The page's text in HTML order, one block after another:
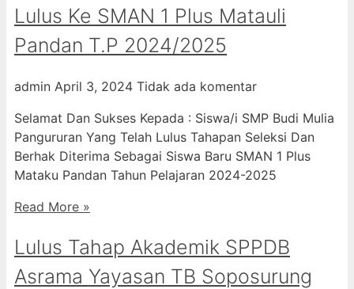
Lulus Ke SMAN 1 Plus Matauli
Pandan T.P 2024/2025
admin April 3, 2024 Tidak ada komentar
Selamat Dan Sukses Kepada : Siswa/i SMP Budi Mulia
Pangururan Yang Telah Lulus Tahapan Seleksi Dan
Berhak Diterima Sebagai Siswa Baru SMAN 1 Plus
Mataku Pandan Tahun Pelajaran 2024-2025
Read More »
Lulus Tahap Akademik SPPDB
Asrama Yayasan TB Soposurung